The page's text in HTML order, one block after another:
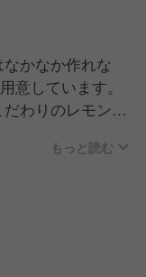
かなか作れな
意しています。
わりのレモンサ
実
年連続受賞
もっと読む